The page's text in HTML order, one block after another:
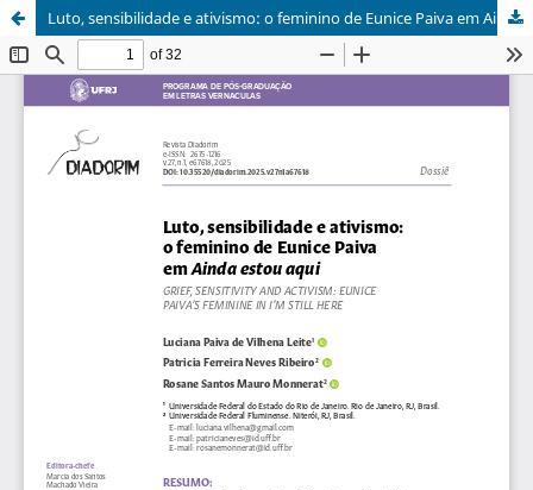
Luto, sensibilidade e ativismo: o feminino de Eunice Paiva em Ainda estou aqui